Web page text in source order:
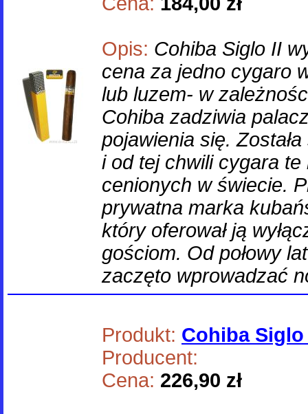
Opis: Cohiba Siglo II
cena za jedno cygaro
lub luzem- w
Cohiba zadziwia
pojawienia się.
i od tej chwili cygara
cenionych w świecie.
prywatna marka
który oferował ją
gościom. Od połowy
zaczęto wprowadzać
Produkt: Cohiba Siglo
Producent:
Cena: 226,90 zł